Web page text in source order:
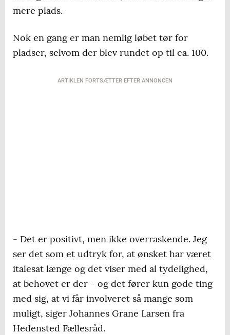
mere plads.
Nok en gang er man nemlig løbet tør for
pladser, selvom der blev rundet op til ca. 100.
ARTIKLEN FORTSÆTTER EFTER ANNONCEN
- Det er positivt, men ikke overraskende. Jeg
ser det som et udtryk for, at ønsket har været
italesat længe og det viser med al tydelighed,
at behovet er der - og det fører kun gode ting
med sig, at vi får involveret så mange som
muligt, siger Johannes Grane Larsen fra
Hedensted Fællesråd.